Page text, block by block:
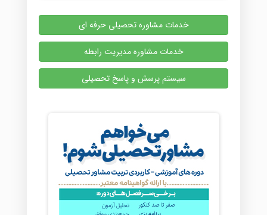
خدمات مشاوره تحصیلی حرفه ای
خدمات مشاوره مدیریت رابطه
سیستم پرسش و پاسخ تحصیلی